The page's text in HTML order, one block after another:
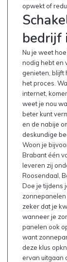
opwekt of
bedrijf
Nu je weet
nodig hebt en
genieten, blijft
het proces.
internet,
weet je nou
beter kunt
en de nabije
deskundige
Woon je
Brabant één
leveren zij
Roosendaal,
Doe je tijdens
zeker dat je
wanneer je
panelen ook
want
deze klus
ervan uitgaan